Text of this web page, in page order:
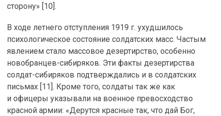
сторону» [10].
В ходе летнего отступления 1919 г. ухудшилось
психологическое состояние солдатских масс. Частым
явлением стало массовое дезертирство, особенно
новобранцев-сибиряков. Эти факты дезертирства
солдат-сибиряков подтверждались и в солдатских
письмах [11]. Кроме того, солдаты так же как
и офицеры указывали на военное превосходство
красной армии: «Дерутся красные так, что дай Бог,